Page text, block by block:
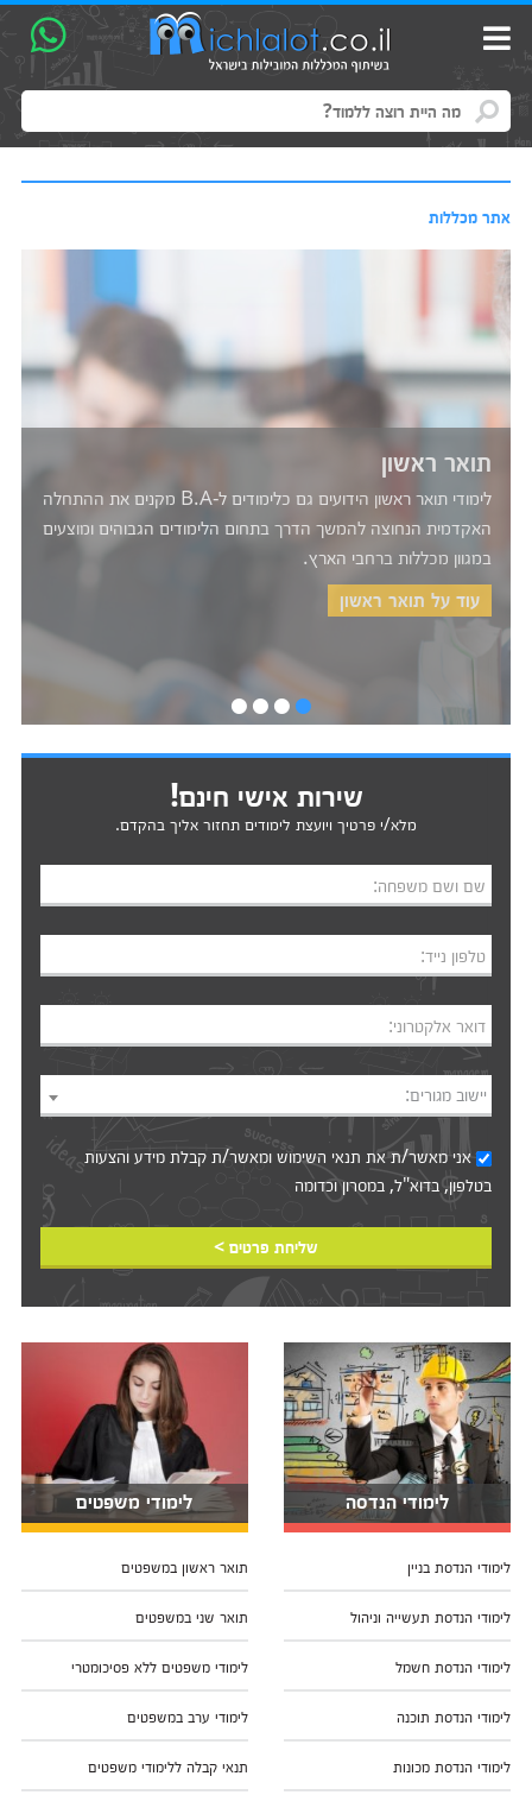
אתר מכללות
•
•
•
•
תואר שני
תואר שני נלמד במספר רב של מכללות בארץ. קיים מגוון רחב של
מכללות מקצועיות בהן מכללות רב תחומיות, מכללות להנדסה,
מכללות לחינוך, מכללות טכנולוגיות ללימודי הנדסאים, מכללות
למשפטים ועוד.
שירות אישי חינם!
מלא/י פרטיך ויועצת לימודים תחזור אליך בהקדם.
שם ושם משפחה:
טלפון נייד:
דואר אלקטרוני:
יישוב מגורים:
אני מאשר/ת את תנאי השימושומאשר/ת קבלת מידע והצעות
בטלפון, בדוא"ל, במסרון וכדומה‎‎
שליחת פרטים >
לימודי הנדסה
לימודי הנדסת בניין
לימודי הנדסת תעשייה וניהול
לימודי הנדסת חשמל
לימודי הנדסת תוכנה
לימודי הנדסת מכונות
לימודי משפטים
תואר ראשון במשפטים
תואר שני במשפטים
לימודי משפטים ללא פסיכומטרי
לימודי ערב במשפטים
תנאי קבלה ללימודי משפטים